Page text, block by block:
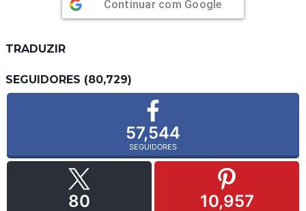
Continuar com Google
TRADUZIR
SEGUIDORES (80,729)
57,544
SEGUIDORES
80 10,957